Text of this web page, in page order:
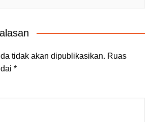
tidak akan dipublikasikan. Ruas
*